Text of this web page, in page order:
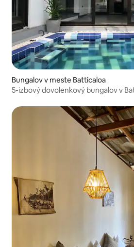
Bungalov v meste Batticaloa
5-izbový dovolenkový bungalov v